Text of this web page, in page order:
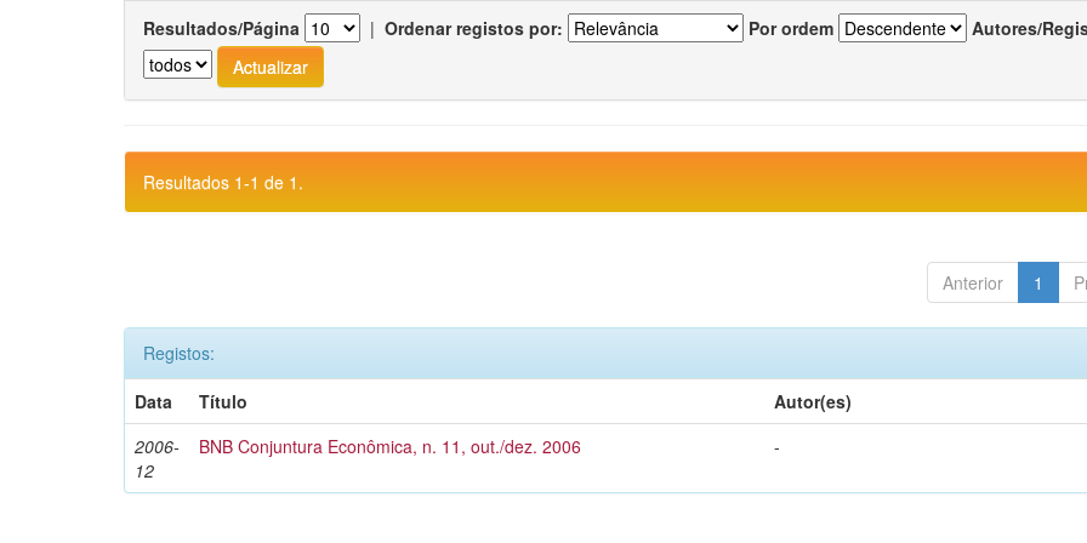
Resultados/Página | Ordenar registos por: Por ordem Autores/
Resultados 1-1 de 1.
Anterior 1
Registos:
Data
Título
Autor(es)
2006-
12
BNB Conjuntura Econômica, n. 11, out./dez. 2006 -